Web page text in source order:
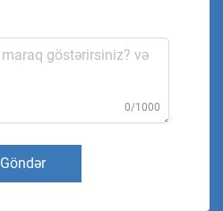
0/1000
Göndər